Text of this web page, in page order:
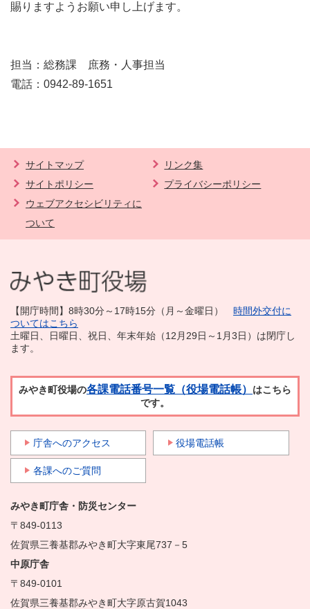
賜りますようお願い申し上げます。
担当：総務課 庶務・人事担当
電話：0942-89-1651
サイトマップ
リンク集
サイトポリシー
プライバシーポリシー
ウェブアクセシビリティに
ついて
【開庁時間】8時30分～17時15分（月～金曜日） 時間外交付に
ついてはこちら
土曜日、日曜日、祝日、年末年始（12月29日～1月3日）は閉庁し
ます。
みやき町役場の各課電話番号一覧（役場電話帳） はこちら
です。
庁舎へのアクセス 役場電話帳
各課へのご質問
みやき町庁舎・防災センター
〒849-0113
佐賀県三養基郡みやき町大字東尾737－5
中原庁舎
〒849-0101
佐賀県三養基郡みやき町大字原古賀1043